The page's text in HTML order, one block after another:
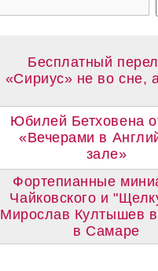
Бесплатный
«Сириус» не во сне,
Юбилей Бетховена
«Вечерами в
зале»
Фортепианные
Чайковского и
Мирослав Култышев
в Самаре